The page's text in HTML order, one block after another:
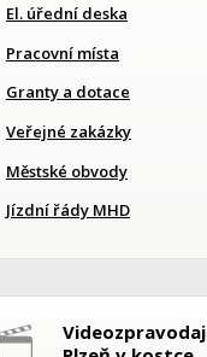
El. úřední deska
Pracovní místa
Granty a dotace
Veřejné zakázky
Městské obvody
Jízdní řády MHD
Videozpravodaj